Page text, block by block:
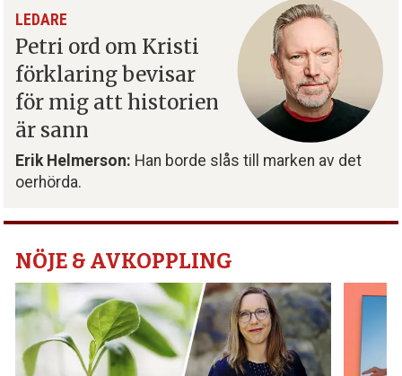
LEDARE
Petri ord om Kristi
förklaring bevisar
för mig att historien
är sann
Erik Helmerson: Han borde slås till marken av det
oerhörda.
NÖJE & AVKOPPLING